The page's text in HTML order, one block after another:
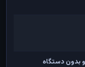
بدون دستگاه